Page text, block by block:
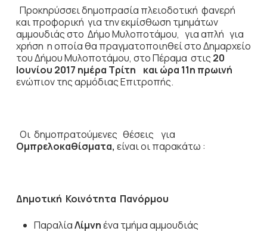
Προκηρύσσει δημοπρασία πλειοδοτική φανερή
και προφορική για την εκμίσθωση τμημάτων
αμμουδιάς στο Δήμο Μυλοποτάμου, για απλή για
χρήση η οποία θα πραγματοποιηθεί στο Δημαρχείο
του Δήμου Μυλοποτάμου, στο Πέραμα στις 20
Ιουνίου 2017 ημέρα Τρίτη και ώρα 11η πρωινή
ενώπιον της αρμόδιας Επιτροπής.
Οι δημοπρατούμενες θέσεις για
Ομπρελοκαθίσματα, είναι οι παρακάτω :
Δημοτική Κοινότητα Πανόρμου
ΠαραλίαΛίμνηένα τμήμα αμμουδιάς